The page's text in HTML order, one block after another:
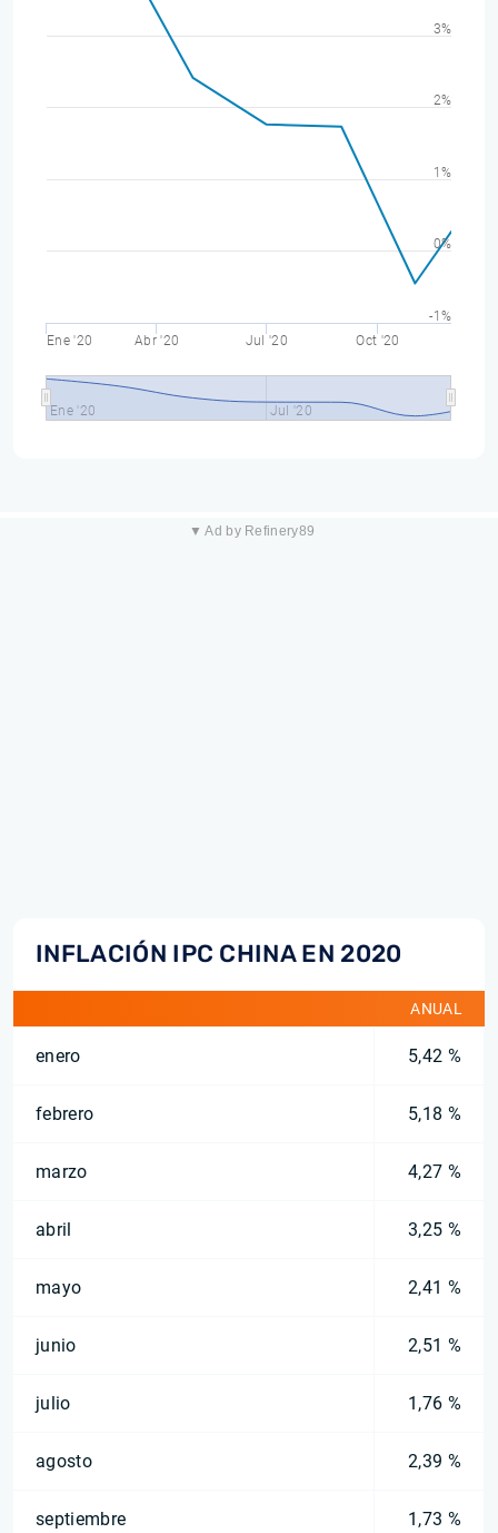
Ene '20 Abr '20 Jul '20 Oct '20
Ene '20 Jul '20
-1%
0%
1%
2%
3%
▼ Ad by Refinery89
INFLACIÓN IPC CHINA EN 2020
ANUAL
enero 5,42 %
febrero 5,18 %
marzo 4,27 %
abril 3,25 %
mayo 2,41 %
junio 2,51 %
julio 1,76 %
agosto 2,39 %
septiembre 1,73 %